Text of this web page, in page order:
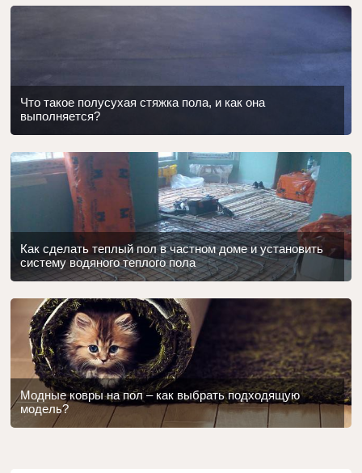
Что такое полусухая стяжка пола, и как она
выполняется?
Как сделать теплый пол в частном доме и установить
систему водяного теплого пола
Модные ковры на пол – как выбрать подходящую
модель?